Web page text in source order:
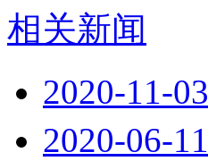
相关新闻
2020-11-03
2020-06-11